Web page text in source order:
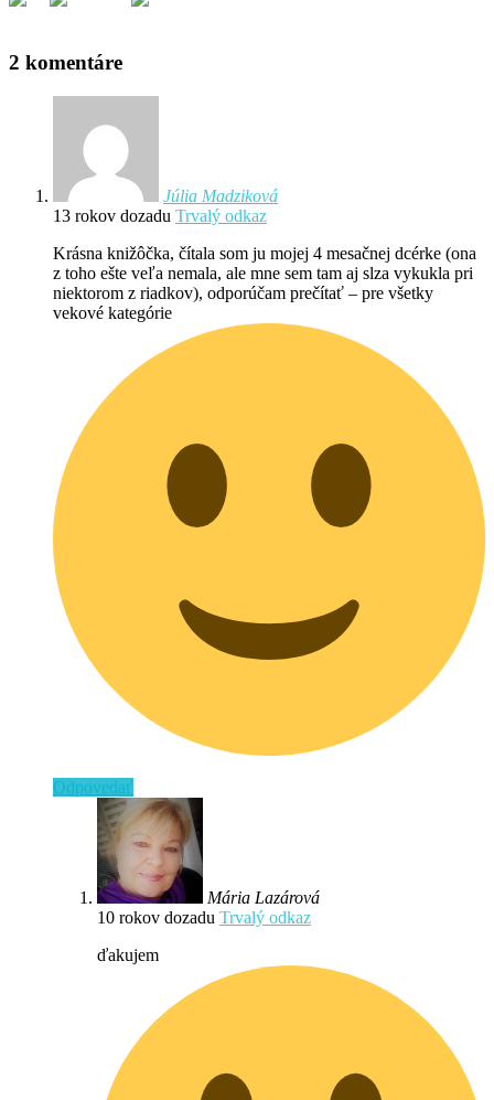
2 komentáre
Júlia Madziková
13 rokov dozadu Trvalý odkaz
Krásna knižôčka, čítala som ju mojej 4 mesačnej dcérke (ona
z toho ešte veľa nemala, ale mne sem tam aj slza vykukla pri
niektorom z riadkov), odporúčam prečítať – pre všetky
vekové kategórie
Odpovedať
Mária Lazárová
10 rokov dozadu Trvalý odkaz
ďakujem